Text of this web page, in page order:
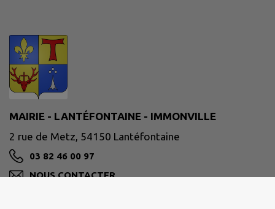
MAIRIE - LANTÉFONTAINE - IMMONVILLE
2 rue de Metz, 54150 Lantéfontaine
03 82 46 00 97
NOUS CONTACTER